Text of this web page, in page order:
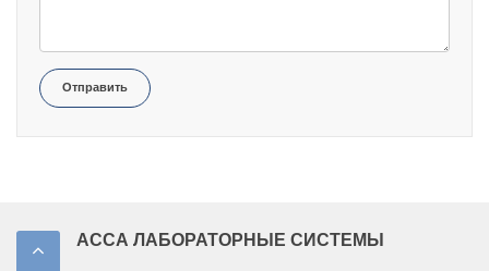
Отправить
АССА ЛАБОРАТОРНЫЕ СИСТЕМЫ